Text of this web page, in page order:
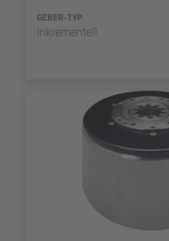
GEBER-TYP
Inkrementell